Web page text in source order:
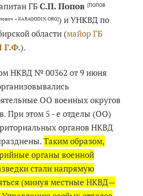
ГБС.П. Попов[ПОПОВ
– KARAGODIN.ORG]) и УНКВД по
области (майор ГБ
Г.Ф.).
НКВД № 00362 от 9 июня
ОО военных округов
При этом 5 - е отделы (ОО)
органов НКВД
Таким образом,
органы военной
стали напрямую
(минуя местные НКВД—